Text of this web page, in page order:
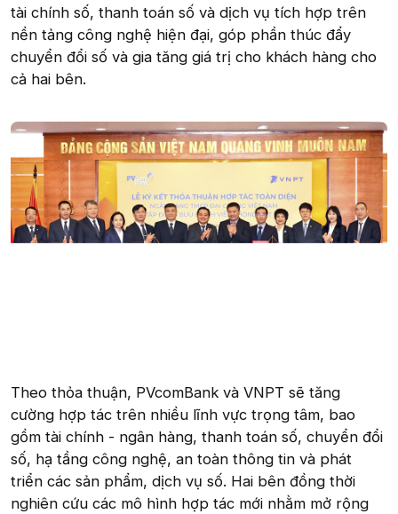
tài chính số, thanh toán số và dịch vụ tích hợp trên
nền tảng công nghệ hiện đại, góp phần thúc đẩy
chuyển đổi số và gia tăng giá trị cho khách hàng cho
cả hai bên.
Theo thỏa thuận, PVcomBank và VNPT sẽ tăng
cường hợp tác trên nhiều lĩnh vực trọng tâm, bao
gồm tài chính - ngân hàng, thanh toán số, chuyển đổi
số, hạ tầng công nghệ, an toàn thông tin và phát
triển các sản phẩm, dịch vụ số. Hai bên đồng thời
nghiên cứu các mô hình hợp tác mới nhằm mở rộng